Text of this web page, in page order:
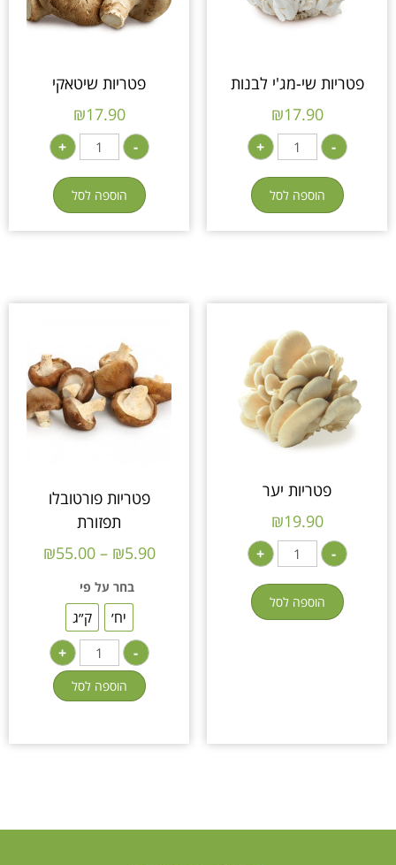
פטריות שי-מג'י לבנות
₪17.90
-
+
הוספה לסל
פטריות שיטאקי
₪17.90
-
+
הוספה לסל
פטריות יער
₪19.90
-
+
הוספה לסל
פטריות פורטובלו
תפזורת
₪5.90
–
₪55.00
בחר על פי
יח׳
ק״ג
-
+
הוספה לסל